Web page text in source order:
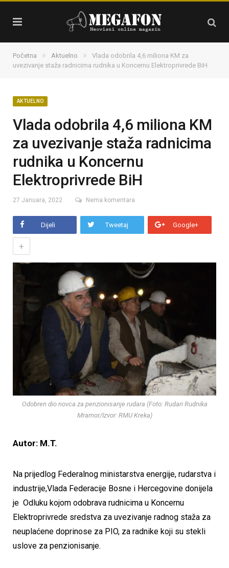
Početna » Aktuelno »
Vlada odobrila 4,6 miliona KM za
uvezivanje staža radnicima rudnika u Koncernu Elektroprivrede BiH
AKTUELNO
Vlada odobrila 4,6 miliona KM
za uvezivanje staža radnicima
rudnika u Koncernu
Elektroprivrede BiH
27 Januara, 2022 Nema komentara
Dijeli Tweetaj Google+
+
Odobren dio novca za penzionisanje rudara (Foto: Rudari Rudnika
Mramor/Izvor: RMU Kreka)
Autor: M.T.
Na prijedlog Federalnog ministarstva energije, rudarstva i
industrije,Vlada Federacije Bosne i Hercegovine donijela
je Odluku kojom odobrava rudnicima u Koncernu
Elektroprivrede sredstva za uvezivanje radnog staža za
neuplaćene doprinose za PIO, za radnike koji su stekli
uslove za penzionisanje.